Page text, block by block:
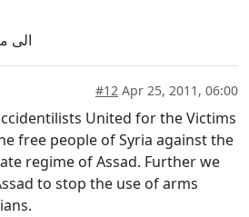
الى
#12 Apr 25, 2011, 06:00
United for the Victims
free people of Syria against the
regime of Assad. Further we
to stop the use of arms